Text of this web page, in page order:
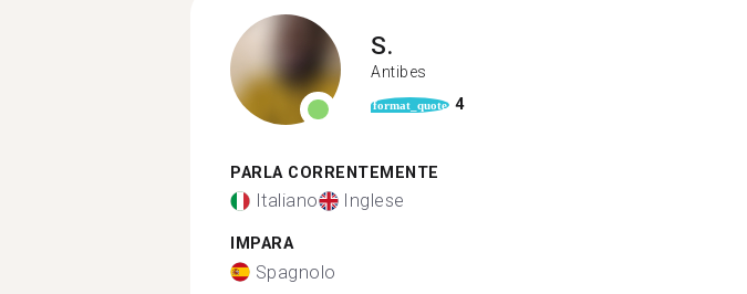
S.
Antibes
format_quote 4
PARLA CORRENTEMENTE
Italiano Inglese
IMPARA
Spagnolo